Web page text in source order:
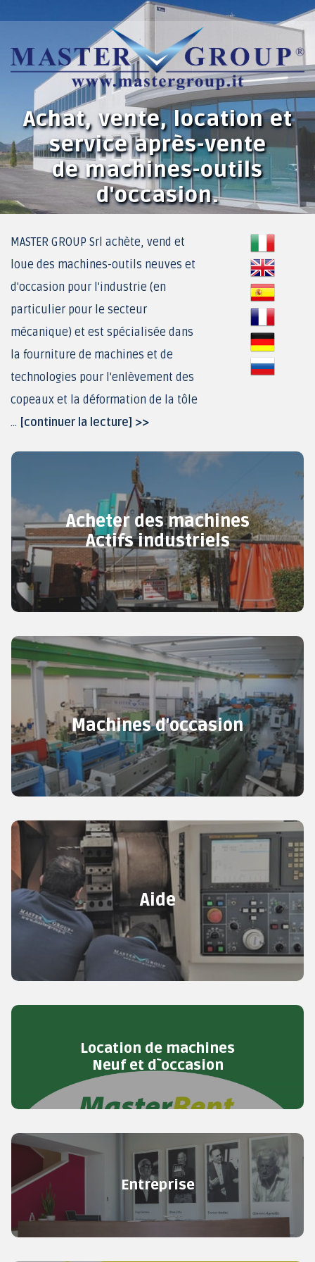
Achat, vente, location et
service après-vente
de machines-outils
d'occasion.
MASTER GROUP Srl achète, vend et
loue des machines-outils neuves et
d'occasion pour l'industrie (en
particulier pour le secteur
mécanique) et est spécialisée dans
la fourniture de machines et de
technologies pour l'enlèvement des
copeaux et la déformation de la tôle
... [continuer la lecture] >>
Acheter des machines
Actifs industriels
Machines d'occasion
Aide
Location de machines
Neuf et d`occasion
Entreprise